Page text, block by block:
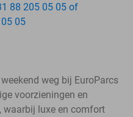
88 205 05 05 of
05
weg bij EuroParcs
voorzieningen en
luxe en comfort